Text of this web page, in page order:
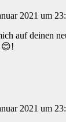
2021 um
auf deinen
😊!
2021 um